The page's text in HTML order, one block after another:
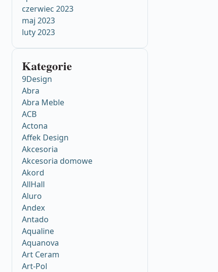
czerwiec 2023
maj 2023
luty 2023
Kategorie
9Design
Abra
Abra Meble
ACB
Actona
Affek Design
Akcesoria
Akcesoria domowe
Akord
AllHall
Aluro
Andex
Antado
Aqualine
Aquanova
Art Ceram
Art-Pol